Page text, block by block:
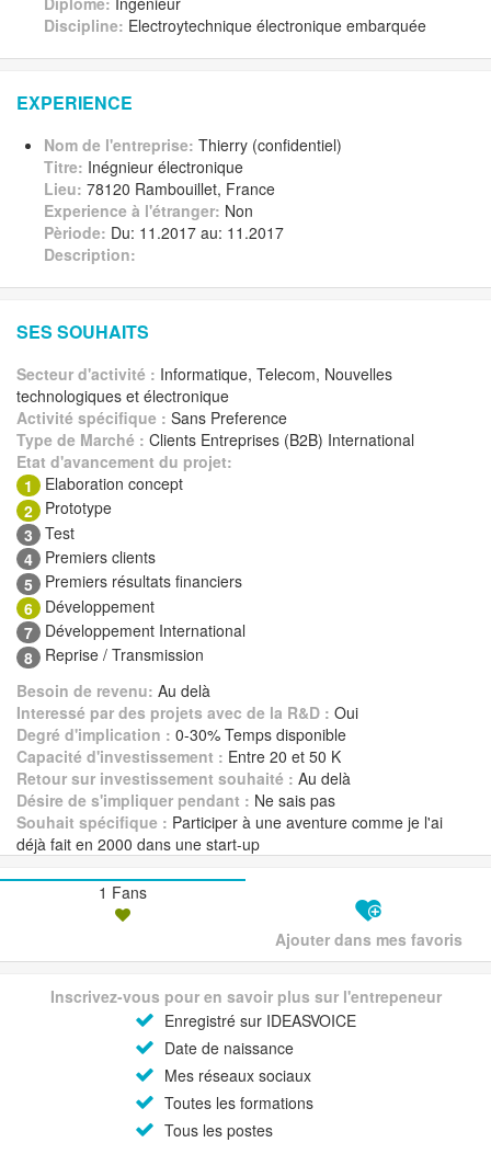
Discipline: Electroytechnique électronique embarquée
EXPERIENCE
Nom de l'entreprise: Thierry (confidentiel)
Titre: Inégnieur électronique
Lieu: 78120 Rambouillet, France
Experience à l'étranger: Non
Pèriode: Du: 11.2017 au: 11.2017
Description:
SES SOUHAITS
Secteur d'activité : Informatique, Telecom, Nouvelles
technologiques et électronique
Activité spécifique : Sans Preference
Type de Marché : Clients Entreprises (B2B) International
Etat d'avancement du projet:
1
Elaboration concept
2 Prototype
3 Test
4 Premiers clients
5 Premiers résultats financiers
6 Développement
7 Développement International
8 Reprise / Transmission
Besoin de revenu: Au delà
Interessé par des projets avec de la R&D : Oui
Degré d'implication : 0-30% Temps disponible
Capacité d'investissement : Entre 20 et 50 K
Retour sur investissement souhaité : Au delà
Désire de s'impliquer pendant : Ne sais pas
Souhait spécifique : Participer à une aventure comme je l'ai
déjà fait en 2000 dans une start-up
1 Fans
Ajouter dans mes favoris
Inscrivez-vous pour en savoir plus sur l'entrepeneur
Enregistré sur IDEASVOICE
Date de naissance
Mes réseaux sociaux
Toutes les formations
Tous les postes